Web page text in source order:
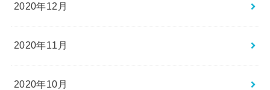
2020年12月
2020年11月
2020年10月